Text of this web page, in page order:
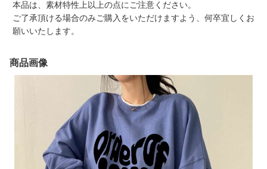
本品は、素材特性上以上の点にご注意ください。
ご了承頂ける場合のみご購入をいただけますよう、何卒宜しくお
願いいたします。
商品画像